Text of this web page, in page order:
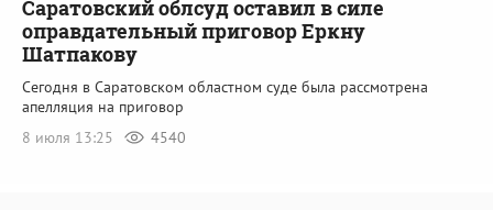
Саратовский облсуд оставил в силе
оправдательный приговор Еркну
Шатпакову
Сегодня в Саратовском областном суде была рассмотрена
апелляция на приговор
8 июля 13:25
4540